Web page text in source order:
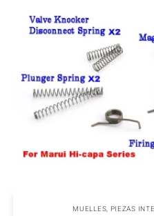
MUELLES, PIEZAS